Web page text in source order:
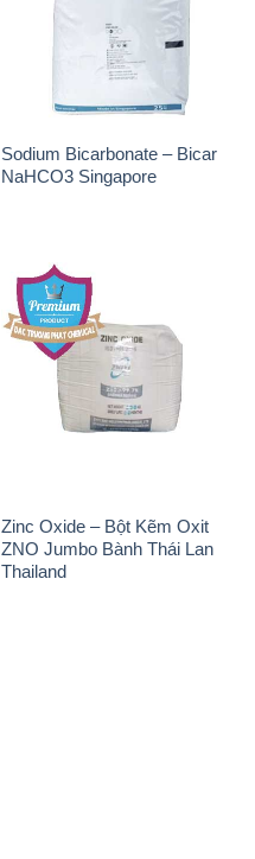
Sodium Bicarbonate – Bicar
NaHCO3 Singapore
Zinc Oxide – Bột Kẽm Oxit
ZNO Jumbo Bành Thái Lan
Thailand